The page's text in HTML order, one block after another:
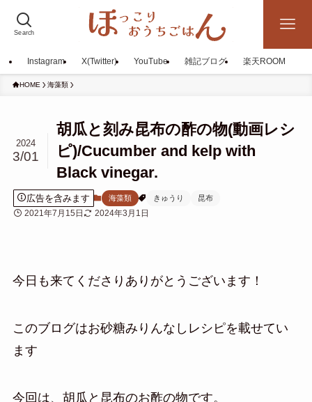
Search
Instagram X(Twitter) YouTube 雑記ブログ 楽天ROOM
HOME 海藻類
胡瓜と刻み昆布の酢の物(動画レシ
ピ)/Cucumber and kelp with
Black vinegar.
2024
3/01
広告を含みます 海藻類 きゅうり 昆布
2021年7月15日 2024年3月1日
今日も来てくださりありがとうございます！
このブログはお砂糖みりんなしレシピを載せてい
ます
今回は、胡瓜と昆布のお酢の物です。